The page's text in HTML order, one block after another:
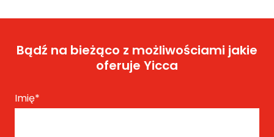
Bądź na bieżąco z możliwościami jakie
oferuje Yicca
Imię*